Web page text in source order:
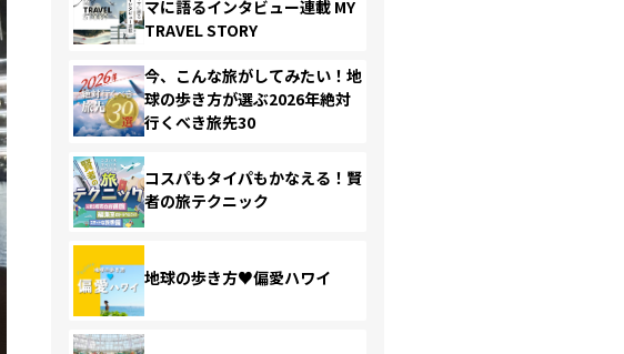
マに語るインタビュー連載 MY
TRAVEL STORY
今、こんな旅がしてみたい！地
球の歩き方が選ぶ2026年絶対
行くべき旅先30
コスパもタイパもかなえる！賢
者の旅テクニック
地球の歩き方♥偏愛ハワイ